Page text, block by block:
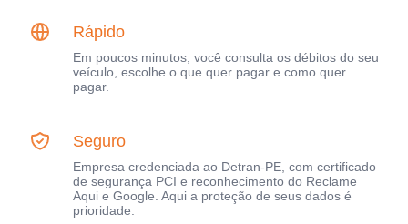
Rápido
Em poucos minutos, você consulta os débitos do seu
veículo, escolhe o que quer pagar e como quer
pagar.
Seguro
Empresa credenciada ao Detran-PE, com certificado
de segurança PCI e reconhecimento do Reclame
Aqui e Google. Aqui a proteção de seus dados é
prioridade.